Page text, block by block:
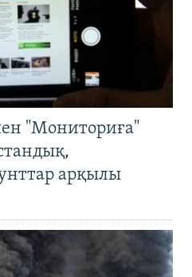
"Мониториға"
арқылы